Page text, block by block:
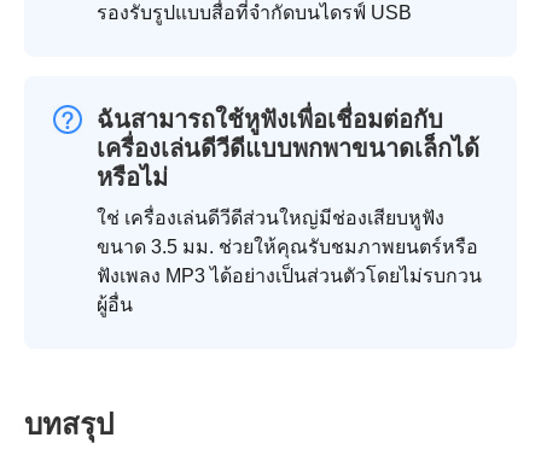
รองรับรูปแบบสื่อที่จำกัดบนไดรฟ์ USB
ฉันสามารถใช้หูฟังเพื่อเชื่อมต่อกับ
เครื่องเล่นดีวีดีแบบพกพาขนาดเล็กได้
หรือไม่
ใช่ เครื่องเล่นดีวีดีส่วนใหญ่มีช่องเสียบหูฟัง
ขนาด 3.5 มม. ช่วยให้คุณรับชมภาพยนตร์หรือ
ฟังเพลง MP3 ได้อย่างเป็นส่วนตัวโดยไม่รบกวน
ผู้อื่น
บทสรุป